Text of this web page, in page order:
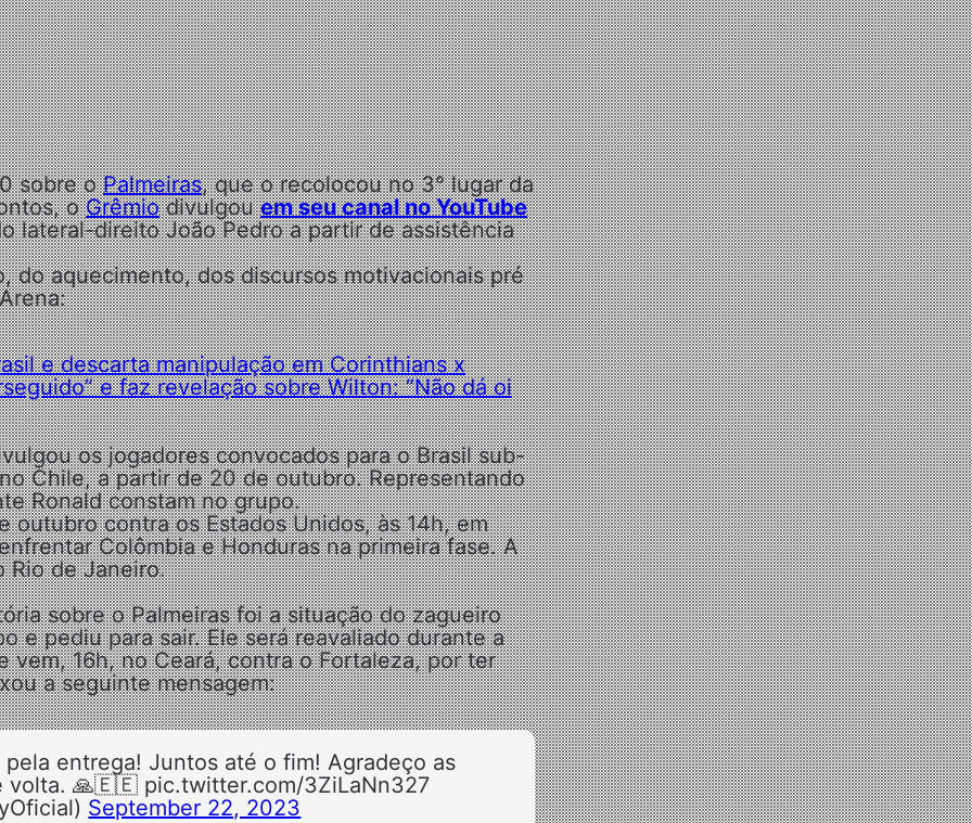
sobre oPalmeiras, que o recolocou no 3° lugar da
oGrêmiodivulgouem seu canal no YouTube
lateral-direito João Pedro a partir de assistência
do aquecimento, dos discursos motivacionais pré
e descarta manipulação em Corinthians x
e faz revelação sobre Wilton: “Não dá oi
os jogadores convocados para o Brasil sub-
Chile, a partir de 20 de outubro. Representando
Ronald constam no grupo.
outubro contra os Estados Unidos, às 14h, em
Colômbia e Honduras na primeira fase. A
Rio de Janeiro.
sobre o Palmeiras foi a situação do zagueiro
e pediu para sair. Ele será reavaliado durante a
vem, 16h, no Ceará, contra o Fortaleza, por ter
a seguinte mensagem:
entrega! Juntos até o fim! Agradeço as
volta. 🙏🇪🇪 pic.twitter.com/3ZiLaNn327
September 22, 2023